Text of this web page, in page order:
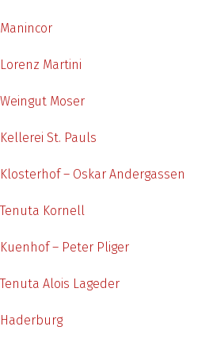
Manincor
Lorenz Martini
Weingut Moser
Kellerei St. Pauls
Klosterhof – Oskar Andergassen
Tenuta Kornell
Kuenhof – Peter Pliger
Tenuta Alois Lageder
Haderburg